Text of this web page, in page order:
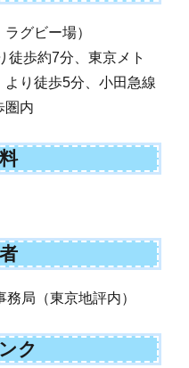
グビー場）
徒歩約7分、東京メト
より徒歩5分、小田急線
圏内
局（東京地評内）
ク